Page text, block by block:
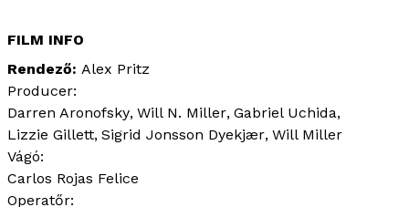
FILM INFO
Rendező
Alex Pritz
Producer:
Darren Aronofsky Will N. Miller Gabriel Uchida
Lizzie Gillett Sigrid Jonsson Dyekjær Will Miller
Vágó:
Carlos Rojas Felice
Operatőr: